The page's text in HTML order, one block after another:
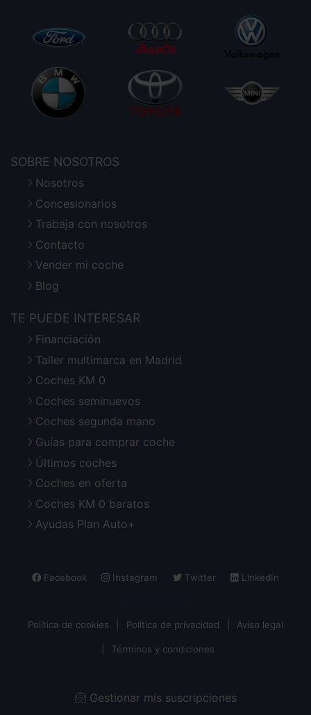
SOBRE NOSOTROS
Nosotros
Concesionarios
Trabaja con nosotros
Contacto
Vender mi coche
Blog
TE PUEDE INTERESAR
Financiación
Taller multimarca en Madrid
Coches KM 0
Coches seminuevos
Coches segunda mano
Guías para comprar coche
Últimos coches
Coches en oferta
Coches KM 0 baratos
Ayudas Plan Auto+
Facebook Instagram Twitter LinkedIn
Política de cookies Política de privacidad Aviso legal
Términos y condiciones
Gestionar mis suscripciones